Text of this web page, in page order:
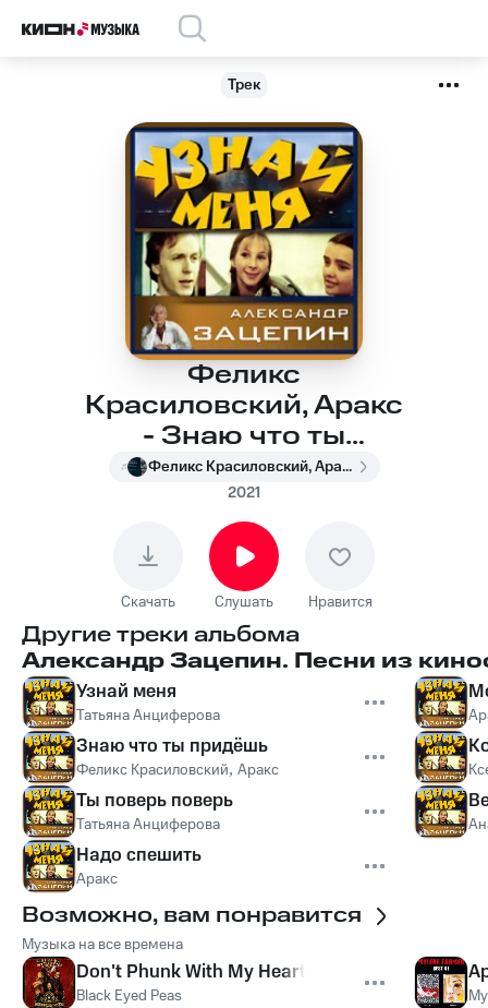
Трек
Феликс
Красиловский, Аракс
- Знаю что ты
придёшь
Феликс Красиловский, Аракс
2021
Скачать Слушать Нравится
Другие треки альбома
Александр Зацепин. Песни из
Узнай меня
Татьяна Анциферова
Знаю что ты придёшь
Феликс Красиловский, Аракс
Ты поверь поверь
Татьяна Анциферова
Надо спешить
Аракс
Возможно, вам понравится
Музыка на все времена
Don't Phunk With My Heart
Black Eyed Peas